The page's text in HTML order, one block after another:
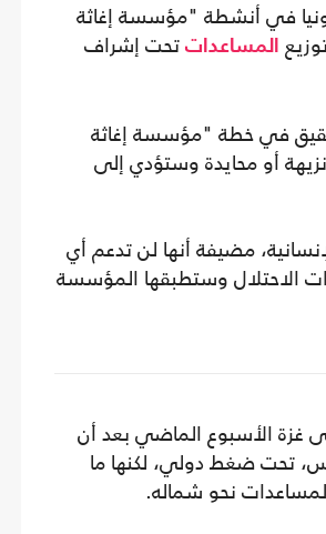
في أنشطة "مؤسسة إغاثة
المساعدات تحت إشراف
في خطة "مؤسسة إغاثة
أو محايدة وستؤدي إلى
مضيفة أنها لن تدعم أي
الاحتلال وستطبقها المؤسسة
غزة الأسبوع الماضي بعد أن
تحت ضغط دولي، لكنها ما
نحو شماله.